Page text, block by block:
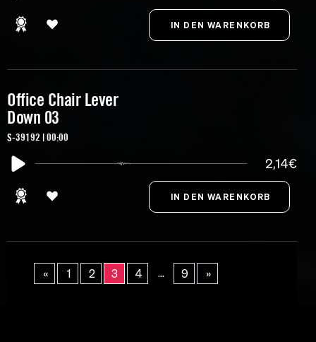
Office Chair Lever
Down 03
S-39192 | 00:00
2,14€
« 1 2 3 4 ... 9 »